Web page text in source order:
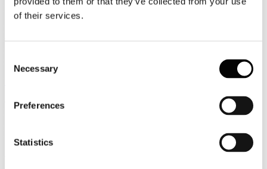
of their services.
Selection
Necessary
Preferences
Statistics
Facile.it/Emg: cala la richiesta di finanziamenti per i viaggi
Luglio
Assocamp: il turismo itinerante un’alternativa sempre più allettante